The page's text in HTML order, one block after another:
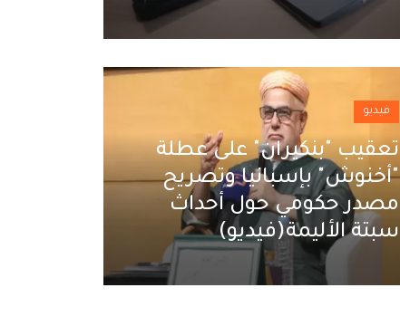
فيديو
تعقيب "بنكيران" على عطلة
"أخنوش" بإسبانيا وتصريح
مصدر حكومي حول أحداث
سبتة الأليمة(فيديو)